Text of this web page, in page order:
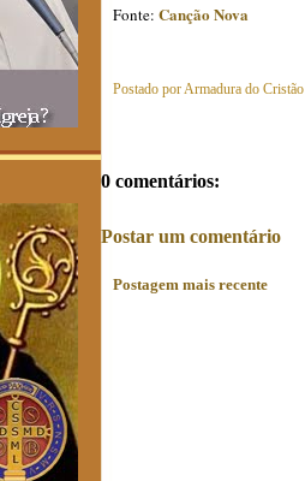
Fonte: Canção Nova
Postado porArmadura do Cristão
0 comentários:
Postar um comentário
Postagem mais recente